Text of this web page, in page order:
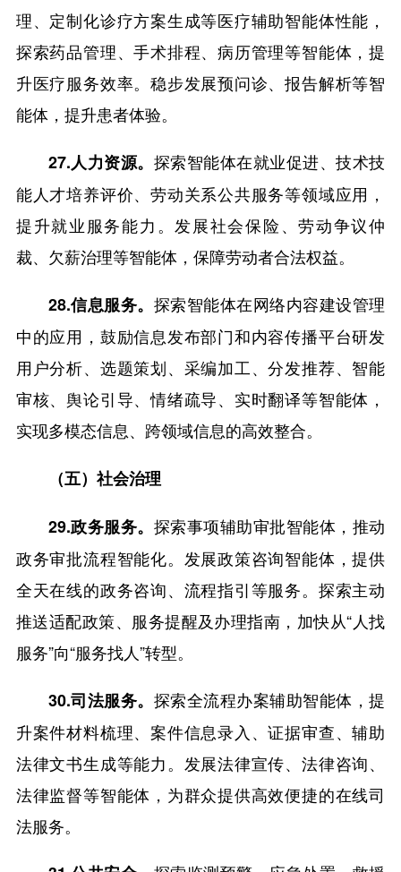
理、定制化诊疗方案生成等医疗辅助智能体性能，
探索药品管理、手术排程、病历管理等智能体，提
升医疗服务效率。稳步发展预问诊、报告解析等智
能体，提升患者体验。
27.人力资源。 探索智能体在就业促进、技术技
能人才培养评价、劳动关系公共服务等领域应用，
提升就业服务能力。发展社会保险、劳动争议仲
裁、欠薪治理等智能体，保障劳动者合法权益。
28.信息服务。 探索智能体在网络内容建设管理
中的应用，鼓励信息发布部门和内容传播平台研发
用户分析、选题策划、采编加工、分发推荐、智能
审核、舆论引导、情绪疏导、实时翻译等智能体，
实现多模态信息、跨领域信息的高效整合。
（五）社会治理
29.政务服务。 探索事项辅助审批智能体，推动
政务审批流程智能化。发展政策咨询智能体，提供
全天在线的政务咨询、流程指引等服务。探索主动
推送适配政策、服务提醒及办理指南，加快从“人找
服务”向“服务找人”转型。
30.司法服务。 探索全流程办案辅助智能体，提
升案件材料梳理、案件信息录入、证据审查、辅助
法律文书生成等能力。发展法律宣传、法律咨询、
法律监督等智能体，为群众提供高效便捷的在线司
法服务。